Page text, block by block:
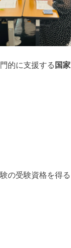
的に支援する国家
の受験資格を得る